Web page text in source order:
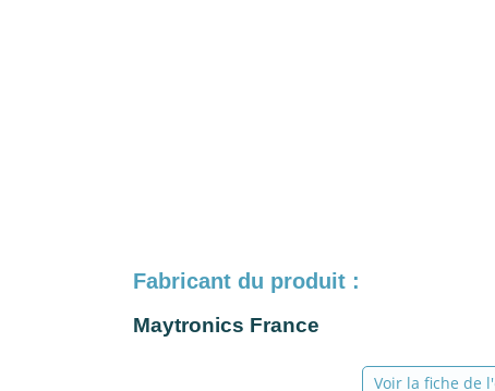
Fabricant du produit :
Maytronics France
Voir la fiche de